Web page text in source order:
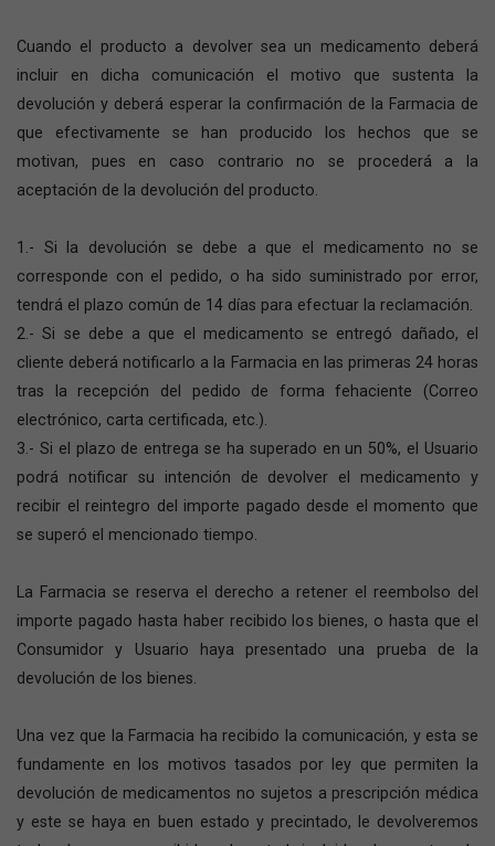
Cuando el producto a devolver sea un medicamento deberá
incluir en dicha comunicación el motivo que sustenta la
devolución y deberá esperar la confirmación de la Farmacia de
que efectivamente se han producido los hechos que se
motivan, pues en caso contrario no se procederá a la
aceptación de la devolución del producto.
1.- Si la devolución se debe a que el medicamento no se
corresponde con el pedido, o ha sido suministrado por error,
tendrá el plazo común de 14 días para efectuar la reclamación.
2.- Si se debe a que el medicamento se entregó dañado, el
cliente deberá notificarlo a la Farmacia en las primeras 24 horas
tras la recepción del pedido de forma fehaciente (Correo
electrónico, carta certificada, etc.).
3.- Si el plazo de entrega se ha superado en un 50%, el Usuario
podrá notificar su intención de devolver el medicamento y
recibir el reintegro del importe pagado desde el momento que
se superó el mencionado tiempo.
La Farmacia se reserva el derecho a retener el reembolso del
importe pagado hasta haber recibido los bienes, o hasta que el
Consumidor y Usuario haya presentado una prueba de la
devolución de los bienes.
Una vez que la Farmacia ha recibido la comunicación, y esta se
fundamente en los motivos tasados por ley que permiten la
devolución de medicamentos no sujetos a prescripción médica
y este se haya en buen estado y precintado, le devolveremos